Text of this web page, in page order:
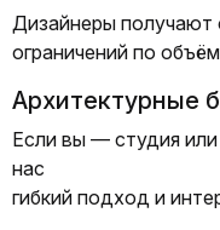
Дизайнеры получают
ограничений по
Архитектурные
Если вы — студия
нас
гибкий подход и